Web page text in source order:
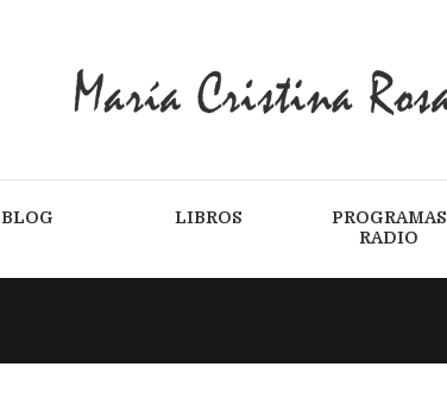
BLOG LIBROS
PROGRAMAS
RADIO